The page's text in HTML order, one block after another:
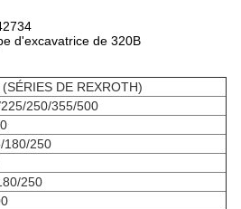
d'excavatrice de 320B
DE REXROTH)
250/355/500
180/250
250